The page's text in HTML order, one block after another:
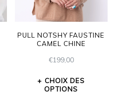
PULL NOTSHY FAUSTINE
CAMEL CHINE
€199,00
CHOIX DES
OPTIONS